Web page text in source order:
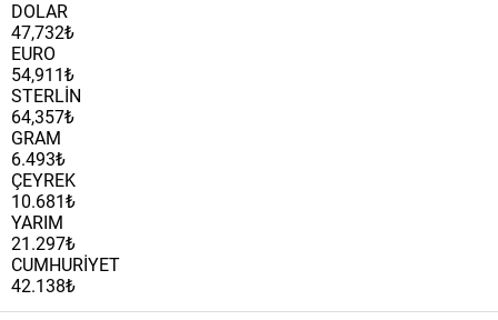
DOLAR
47,732₺
EURO
54,911₺
STERLİN
64,357₺
GRAM
6.493₺
ÇEYREK
10.681₺
YARIM
21.297₺
CUMHURİYET
42.138₺